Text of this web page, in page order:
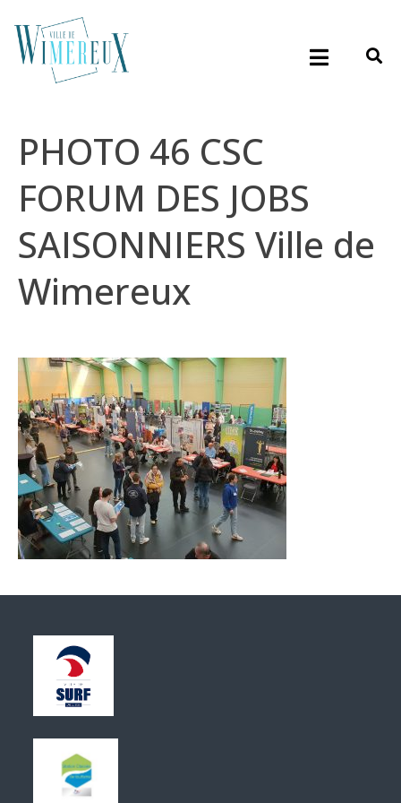
PHOTO 46 CSC
FORUM DES JOBS
SAISONNIERS Ville de
Wimereux